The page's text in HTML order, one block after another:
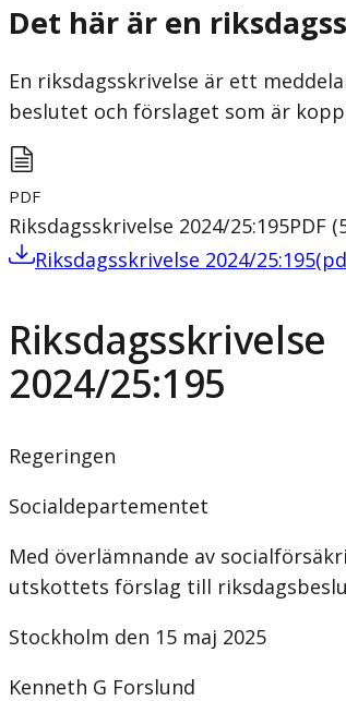
Det här är en
En riksdagsskrivelse är ett
beslutet och förslaget som är
PDF
Riksdagsskrivelse 2024/25:195PDF (
Riksdagsskrivelse 2024/25:195(
Riksdagsskrivelse
2024/25:195
Regeringen
Socialdepartementet
Med överlämnande av
utskottets förslag till
Stockholm den 15 maj 2025
Kenneth G Forslund